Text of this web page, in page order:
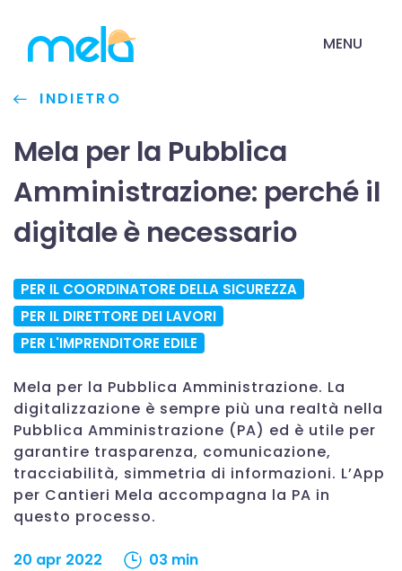
MENU
INDIETRO
Mela per la Pubblica
Amministrazione: perché il
digitale è necessario
PER IL COORDINATORE DELLA SICUREZZA
PER IL DIRETTORE DEI LAVORI
PER L'IMPRENDITORE EDILE
Mela per la Pubblica Amministrazione. La
digitalizzazione è sempre più una realtà nella
Pubblica Amministrazione (PA) ed è utile per
garantire trasparenza, comunicazione,
tracciabilità, simmetria di informazioni. L’App
per Cantieri Mela accompagna la PA in
questo processo.
20 apr 2022 03 min